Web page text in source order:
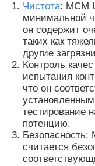
Домой
Продукты
Видеозаписи
Чистота: МСМ
минимальной
он содержит
таких как
другие
Контроль
испытания
что он
тестирование
потенцию.
считается